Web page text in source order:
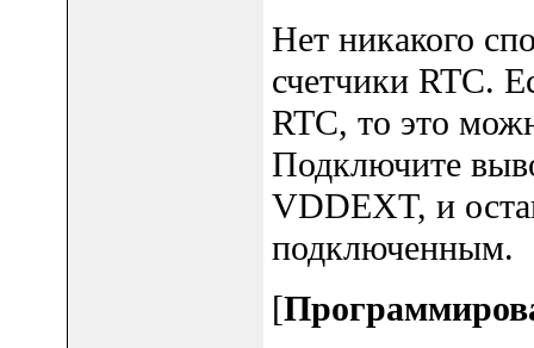
Нет никакого
счетчики RTC.
RTC, то это
Подключите
VDDEXT, и
подключенным.
[